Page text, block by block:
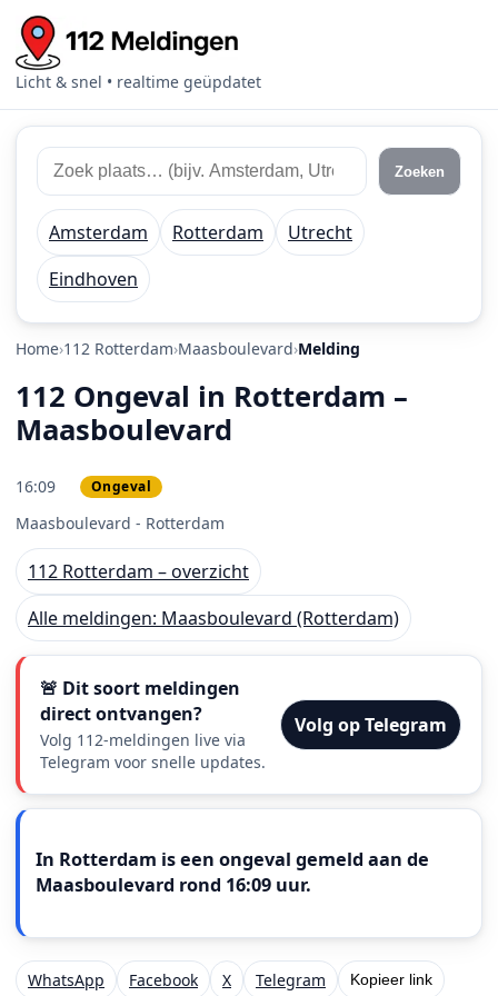
Licht & snel • realtime geüpdatet
Zoek 112 meldingen
Zoek plaats of regio Zoeken
Amsterdam Rotterdam
Utrecht
Eindhoven
Home 112 Rotterdam Maasboulevard Melding
112 Ongeval in Rotterdam –
Maasboulevard
16:09 Ongeval
Maasboulevard - Rotterdam
112 Rotterdam – overzicht
Alle meldingen: Maasboulevard (Rotterdam)
🚨 Dit soort meldingen
direct ontvangen?
Volg 112-meldingen live via
Telegram voor snelle updates.
Volg op Telegram
In Rotterdam is een ongeval gemeld aan de
Maasboulevard rond 16:09 uur.
WhatsApp Facebook X Telegram Kopieer link